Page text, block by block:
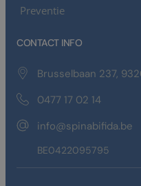
Preventie
CONTACT INFO
Brusselbaan 237,
0477 17 02 14
info@spinabifida.be
BE0422095795